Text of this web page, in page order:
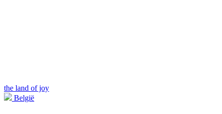
the land of joy
België